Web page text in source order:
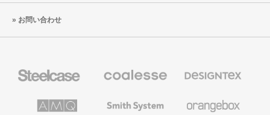
お問い合わせ
Solutions
System